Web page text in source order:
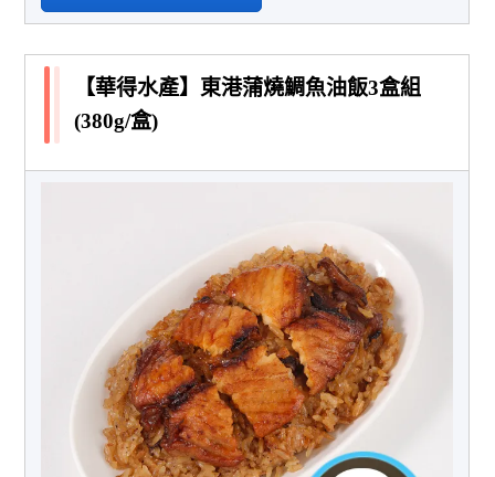
【華得水產】東港蒲燒鯛魚油飯3盒組
(380g/盒)